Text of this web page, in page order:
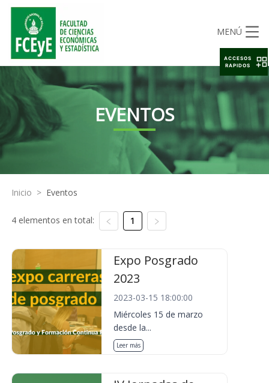
MENÚ
EVENTOS
Inicio > Eventos
4 elementos en total: 1
Expo Posgrado
2023
2023-03-15 18:00:00
Miércoles 15 de marzo
desde la...
Leer más
ACCESOS
RAPIDOS